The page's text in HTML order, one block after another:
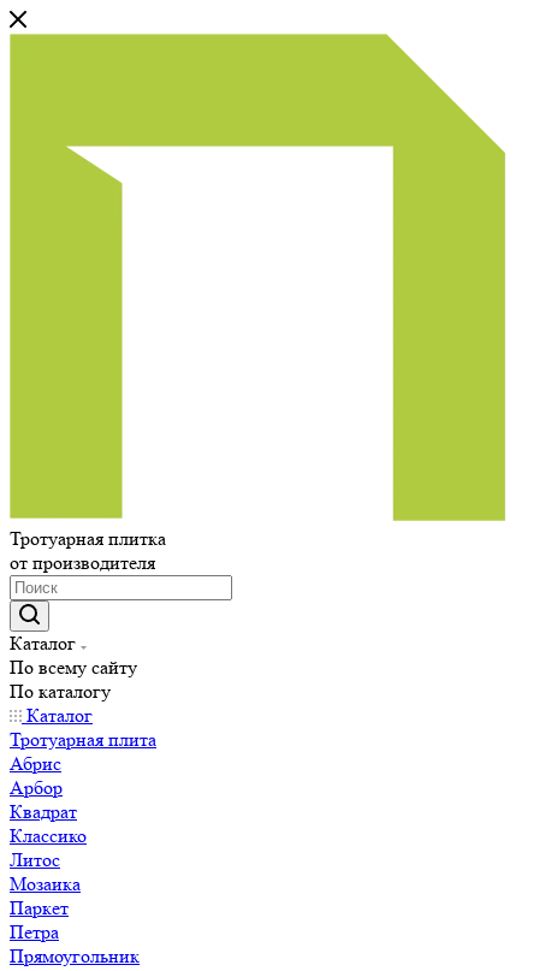
Тротуарная плитка
от производителя
Каталог
По всему сайту
По каталогу
Каталог
Тротуарная плита
Абрис
Арбор
Квадрат
Классико
Литос
Мозаика
Паркет
Петра
Прямоугольник